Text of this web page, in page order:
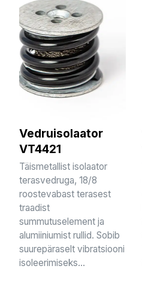
Vedruisolaator
VT4421
Täismetallist isolaator
terasvedruga, 18/8
roostevabast terasest
traadist
summutuselement ja
alumiiniumist rullid. Sobib
suurepäraselt vibratsiooni
isoleerimiseks...